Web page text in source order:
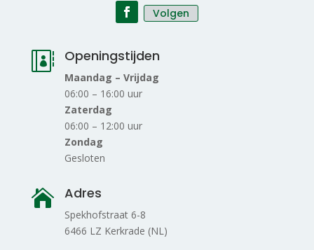
Volgen
 Openingstijden
Maandag – Vrijdag
06:00 – 16:00 uur
Zaterdag
06:00 – 12:00 uur
Zondag
Gesloten
 Adres
Spekhofstraat 6-8
6466 LZ Kerkrade (NL)